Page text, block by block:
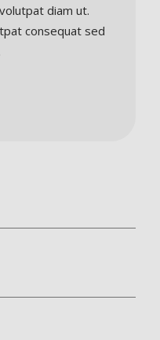
diam ut.
consequat sed